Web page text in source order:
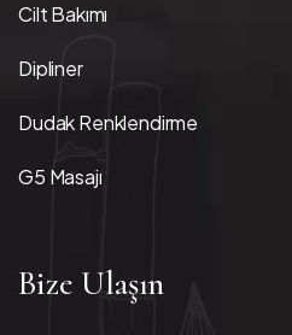
Cilt Bakımı
Dipliner
Dudak Renklendirme
G5 Masajı
Bize Ulaşın